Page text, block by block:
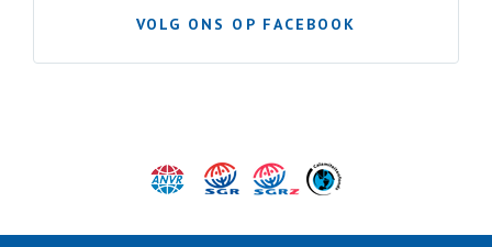
VOLG ONS OP FACEBOOK